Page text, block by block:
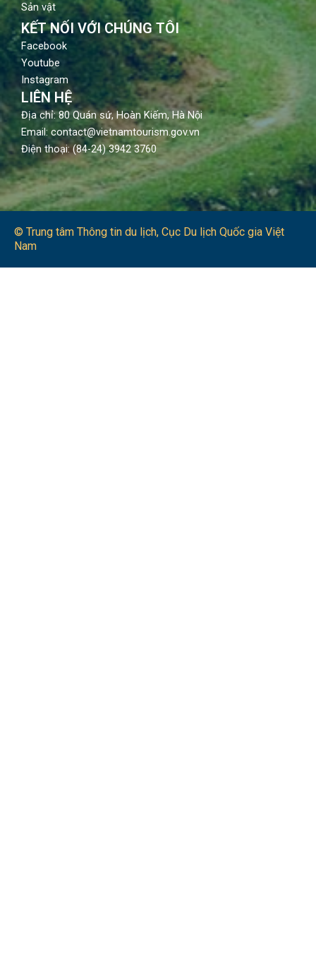
Sản vật
KẾT NỐI VỚI CHÚNG TÔI
Facebook
Youtube
Instagram
LIÊN HỆ
Địa chỉ: 80 Quán sứ, Hoàn Kiếm, Hà Nội
Email: contact@vietnamtourism.gov.vn
Điện thoại: (84-24) 3942 3760
© Trung tâm Thông tin du lịch​, Cục Du lịch Quốc gia Việt
Nam